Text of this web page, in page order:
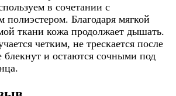
в сочетании с
полиэстером. Благодаря мягкой
ткани кожа продолжает дышать.
четким, не трескается после
блекнут и остаются сочными под